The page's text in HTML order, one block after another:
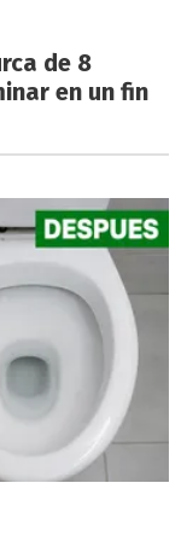
de 8
en un fin